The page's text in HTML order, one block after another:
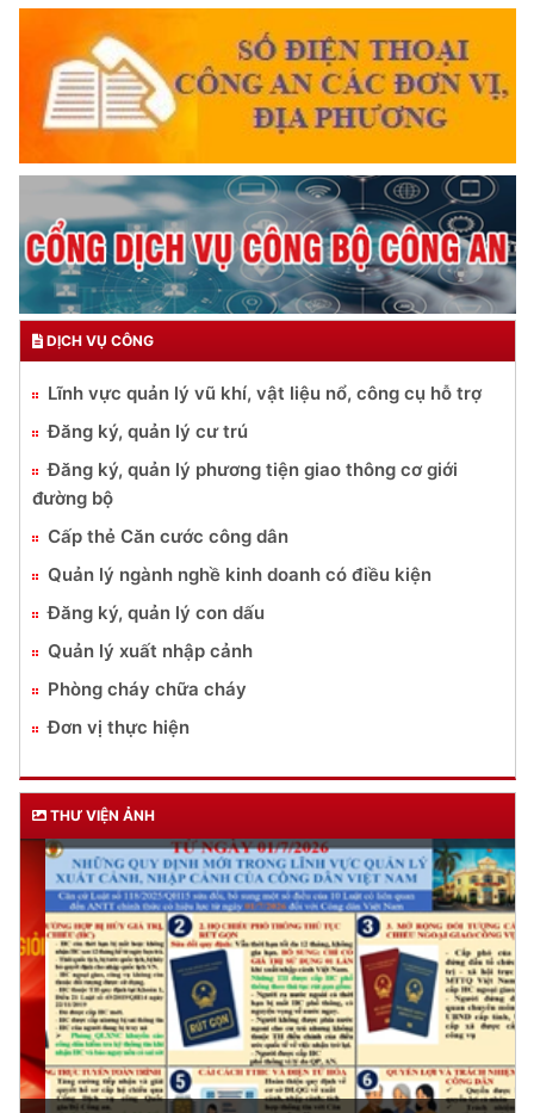
DỊCH VỤ CÔNG
Lĩnh vực quản lý vũ khí, vật liệu nổ, công cụ hỗ trợ
Đăng ký, quản lý cư trú
Đăng ký, quản lý phương tiện giao thông cơ giới
đường bộ
Cấp thẻ Căn cước công dân
Quản lý ngành nghề kinh doanh có điều kiện
Đăng ký, quản lý con dấu
Quản lý xuất nhập cảnh
Phòng cháy chữa cháy
Đơn vị thực hiện
THƯ VIỆN ẢNH